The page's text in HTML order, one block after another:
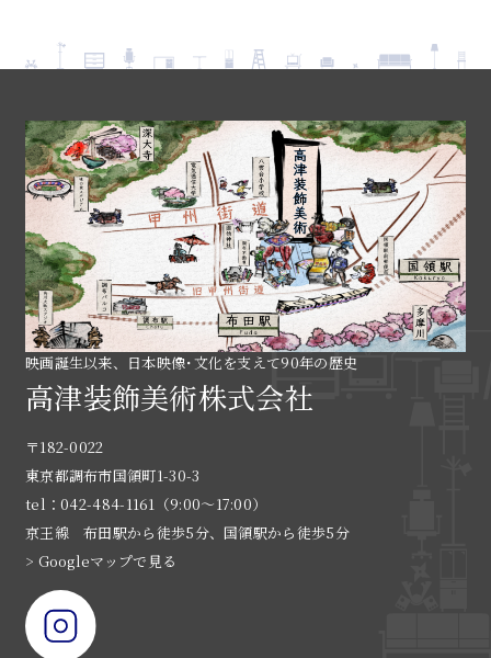
映画誕生以来、日本映像･文化を支えて90年の歴史
高津装飾美術株式会社
〒182-0022
東京都調布市国領町1-30-3
tel：042-484-1161（9:00〜17:00）
京王線 布田駅から徒歩5分、国領駅から徒歩5分
> Googleマップで見る